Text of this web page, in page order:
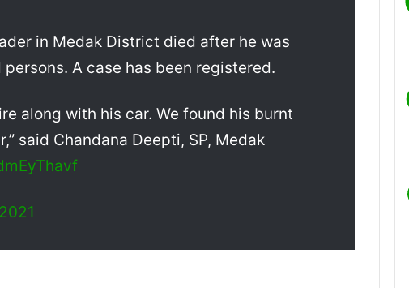
in Medak District died after he was
A case has been registered.
along with his car. We found his burnt
said Chandana Deepti, SP, Medak